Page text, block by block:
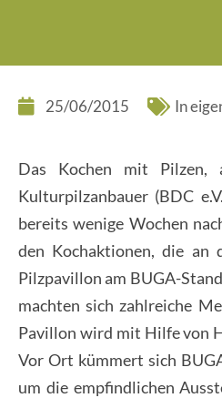
25/06/2015 In
Das Kochen mit Pilzen,
Kulturpilzanbauer (BDC
bereits wenige Wochen
den Kochaktionen, die an
Pilzpavillon am BUGA-
machten sich zahlreiche
Pavillon wird mit Hilfe von
Vor Ort kümmert sich
um die empfindlichen